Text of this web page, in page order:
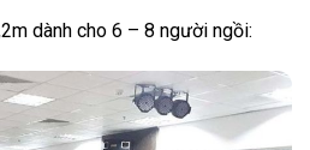
dành cho 6 – 8 người ngồi: